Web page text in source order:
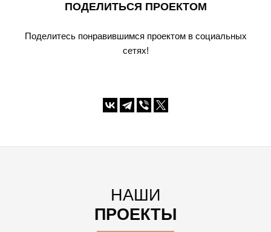
ПОДЕЛИТЬСЯ ПРОЕКТОМ
Поделитесь понравившимся проектом в социальных
сетях!
НАШИ
ПРОЕКТЫ